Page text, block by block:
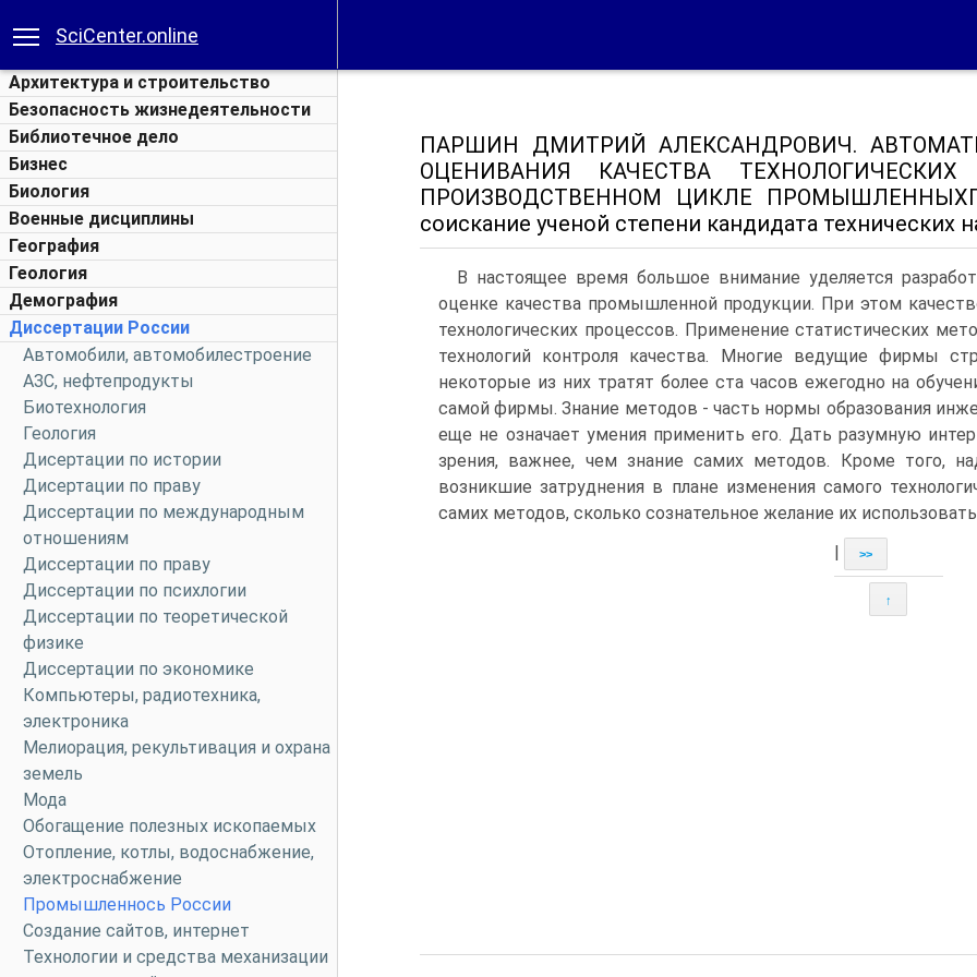
SciCenter.online
Архитектура и строительство
Безопасность жизнедеятельности
Библиотечное дело
Бизнес
Биология
Военные дисциплины
География
Геология
Демография
Диссертации России
Автомобили, автомобилестроение
АЗС, нефтепродукты
Биотехнология
Геология
Дисертации по истории
Дисертации по праву
Диссертации по международным
отношениям
Диссертации по праву
Диссертации по психлогии
Диссертации по теоретической
физике
Диссертации по экономике
Компьютеры, радиотехника,
электроника
Мелиорация, рекультивация и охрана
земель
Мода
Обогащение полезных ископаемых
Отопление, котлы, водоснабжение,
электроснабжение
Промышленнось России
Создание сайтов, интернет
Технологии и средства механизации
ПАРШИН ДМИТРИЙ АЛЕКСАНДРОВИЧ.
ОЦЕНИВАНИЯ КАЧЕСТВА
ПРОИЗВОДСТВЕННОМ ЦИКЛЕ
соискание ученой степени кандидата технических
В настоящее время большое внимание уделяется
оценке качества промышленной продукции. При этом
технологических процессов. Применение статистических
технологий контроля качества. Многие ведущие фирмы
некоторые из них тратят более ста часов ежегодно на
самой фирмы. Знание методов - часть нормы образования
еще не означает умения применить его. Дать разумную
зрения, важнее, чем знание самих методов. Кроме того,
возникшие затруднения в плане изменения самого
самих методов, сколько сознательное желание их
>>
↑